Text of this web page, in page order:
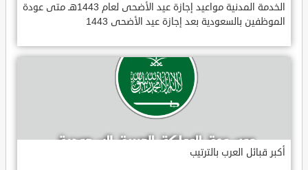
الخدمة المدنية مواعيد إجازة عيد الأضحى لعام 1443هـ متى عودة
الموظفين بالسعودية بعد إجازة عيد الأضحى 1443
أكبر قبائل العرب بالترتيب